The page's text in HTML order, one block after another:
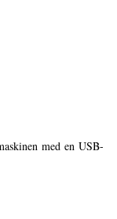
med en USB-